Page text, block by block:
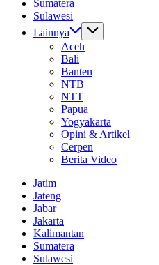
Sumatera
Sulawesi
Lainnya
Aceh
Bali
Banten
NTB
NTT
Papua
Yogyakarta
Opini & Artikel
Cerpen
Berita Video
Jatim
Jateng
Jabar
Jakarta
Kalimantan
Sumatera
Sulawesi